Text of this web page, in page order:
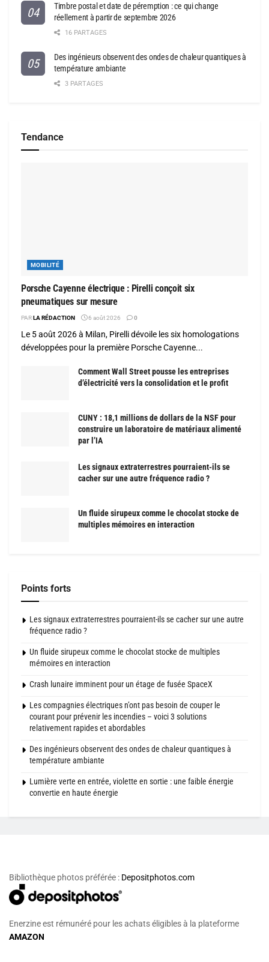
Timbre postal et date de péremption : ce qui change
réellement à partir de septembre 2026
16 PARTAGES
Des ingénieurs observent des ondes de chaleur quantiques à
température ambiante
3 PARTAGES
Tendance
MOBILITÉ
Porsche Cayenne électrique : Pirelli conçoit six
pneumatiques sur mesure
PARLA RÉDACTION 6 août 2026 0
Le 5 août 2026 à Milan, Pirelli dévoile les six homologations
développées pour la première Porsche Cayenne...
Comment Wall Street pousse les entreprises
d’électricité vers la consolidation et le profit
CUNY : 18,1 millions de dollars de la NSF pour
construire un laboratoire de matériaux alimenté
par l’IA
Les signaux extraterrestres pourraient-ils se
cacher sur une autre fréquence radio ?
Un fluide sirupeux comme le chocolat stocke de
multiples mémoires en interaction
Points forts
Les signaux extraterrestres pourraient-ils se cacher sur une autre
fréquence radio ?
Un fluide sirupeux comme le chocolat stocke de multiples
mémoires en interaction
Crash lunaire imminent pour un étage de fusée SpaceX
Les compagnies électriques n’ont pas besoin de couper le
courant pour prévenir les incendies – voici 3 solutions
relativement rapides et abordables
Des ingénieurs observent des ondes de chaleur quantiques à
température ambiante
Lumière verte en entrée, violette en sortie : une faible énergie
convertie en haute énergie
Bibliothèque photos préférée : Depositphotos.com
Enerzine est rémunéré pour les achats éligibles à la plateforme
AMAZON